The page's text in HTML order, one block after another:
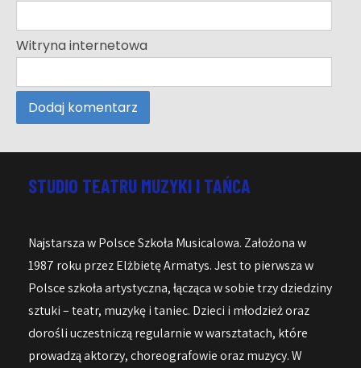
Witryna internetowa
STUDIO TEATRU MUZYKI I TAŃCA
Najstarsza w Polsce Szkoła Musicalowa. Założona w
1987 roku przez Elżbietę Armatys. Jest to pierwsza w
Polsce szkoła artystyczna, łącząca w sobie trzy dziedziny
sztuki – teatr, muzykę i taniec. Dzieci i młodzież oraz
dorośli uczestniczą regularnie w warsztatach, które
prowadzą aktorzy, choreografowie oraz muzycy. W